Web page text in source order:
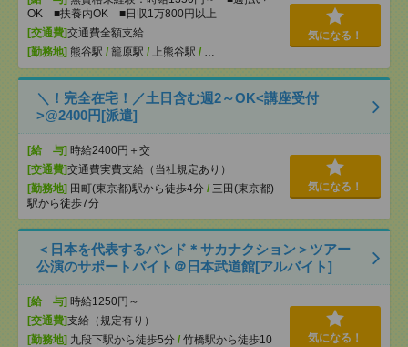
OK ■扶養内OK ■日収1万800円以上
[交通費]交通費全額支給
[勤務地] 熊谷駅 / 籠原駅 / 上熊谷駅 / …
気になる！
＼！完全在宅！／土日含む週2～OK<講座受付
>@2400円[派遣]
[給 与] 時給2400円＋交
[交通費]交通費実費支給（当社規定あり）
[勤務地] 田町(東京都)駅から徒歩4分 / 三田(東京都)
駅から徒歩7分
気になる！
＜日本を代表するバンド＊サカナクション＞ツアー
公演のサポートバイト＠日本武道館[アルバイト]
[給 与] 時給1250円～
[交通費]支給（規定有り）
[勤務地] 九段下駅から徒歩5分 / 竹橋駅から徒歩10
気になる！